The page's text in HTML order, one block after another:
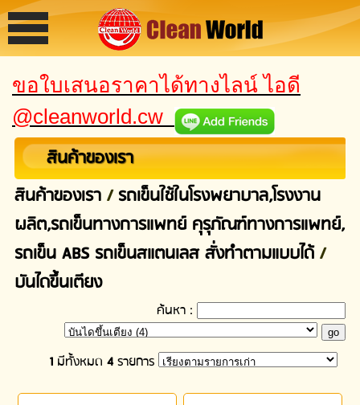
ขอใบเสนอราคาได้ทางไลน์ ไอดี
@cleanworld.cw
สินค้าของเรา
สินค้าของเรา/รถเข็นใช้ในโรงพยาบาล,โรงงาน
ผลิต,รถเข็นทางการแพทย์ คุรุภัณฑ์ทางการแพทย์,
รถเข็น ABS รถเข็นสแตนเลส สั่งทำตามแบบได้/
บันไดขึ้นเตียง
ค้นหา :
1 มีทั้งหมด 4รายการ